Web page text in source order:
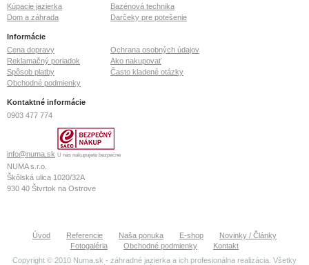
Kúpacie jazierka
Bazénová technika
Dom a záhrada
Darčeky pre potešenie
Informácie
Cena dopravy
Ochrana osobných údajov
Reklamačný poriadok
Ako nakupovať
Spôsob platby
Často kladené otázky
Obchodné podmienky
Kontaktné informácie
0903 477 774
info@numa.sk U nás nakupujete bezpečne
NUMA s.r.o.
Škôlská ulica 1020/32A
930 40 Štvrtok na Ostrove
Tatrabanka IBAN: SK26 1100 0000 0026 2113 6073
Úvod Referencie Naša ponuka E-shop
Novinky / Články
Fotogaléria
Obchodné podmienky
Kontakt
Copyright © 2010 Numa.sk - záhradné jazierka a ich profesionálna realizácia. Všetky